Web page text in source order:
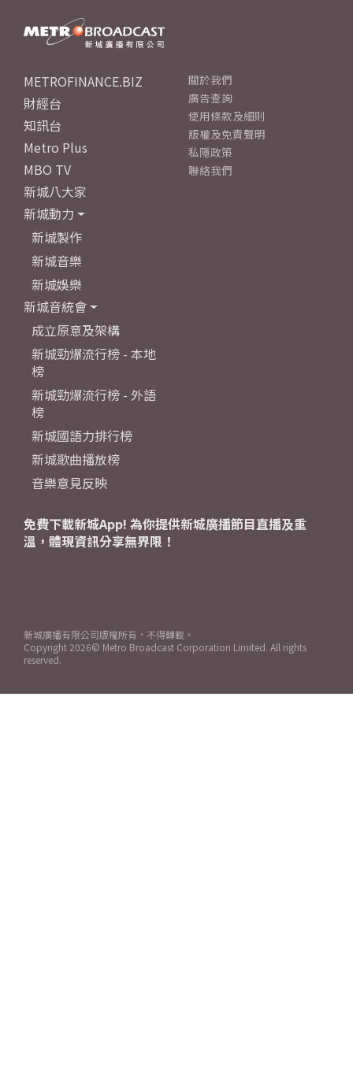
METROFINANCE.BIZ
財經台
知訊台
Metro Plus
MBO TV
新城八大家
新城動力
新城製作
新城音樂
新城娛樂
新城音統會
成立原意及架構
新城勁爆流行榜 - 本地
榜
新城勁爆流行榜 - 外語
榜
新城國語力排行榜
新城歌曲播放榜
音樂意見反映
關於我們
廣告查詢
使用條款及細則
版權及免責聲明
私隱政策
聯絡我們
免費下載新城App! 為你提供新城廣播節目直播及重
溫，體現資訊分享無界限！
新城廣播有限公司版權所有，不得轉載。
Copyright 2026© Metro Broadcast Corporation Limited. All rights
reserved.